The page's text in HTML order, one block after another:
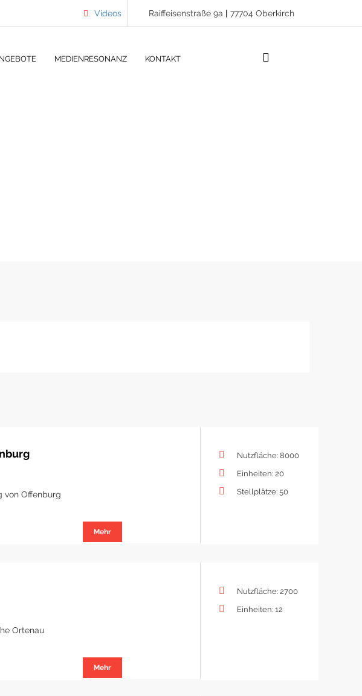
Videos Raiffeisenstraße 9a | 77704 Oberkirch
MEDIENRESONANZ KONTAKT
von Offenburg
Mehr
Nutzfläche: 8000
Einheiten: 20
Stellplätze: 50
Ortenau
Mehr
Nutzfläche: 2700
Einheiten: 12